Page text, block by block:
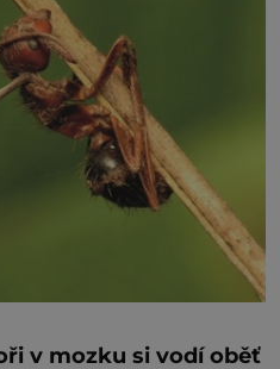
v mozku si vodí oběť